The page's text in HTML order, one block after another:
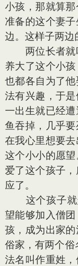
小孩，那就算
准备的这个妻
边。这样子两边
两位长者就
养大了这个小
也都各自为了
法有兴趣，于
一出生就已经
鱼吞掉，几乎
在我心里想要
这个小小的愿
爱了这个孩子
应了。
这个孩子就
望能够加入僧
孩，成为出家
俗家，有两个
法名叫作重姓